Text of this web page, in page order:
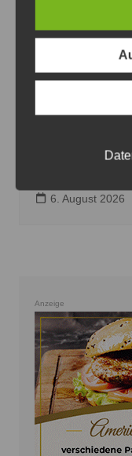
Auf dem Spielplatz
das Picknick statt -
Einladung
6. August 2026
Anzeige